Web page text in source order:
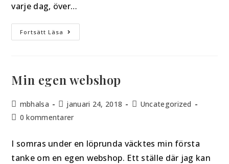
varje dag, över…
Fortsätt Läsa
Min egen webshop
mbhalsa januari 24, 2018
Uncategorized
0 kommentarer
I somras under en löprunda väcktes min första
tanke om en egen webshop. Ett ställe där jag kan